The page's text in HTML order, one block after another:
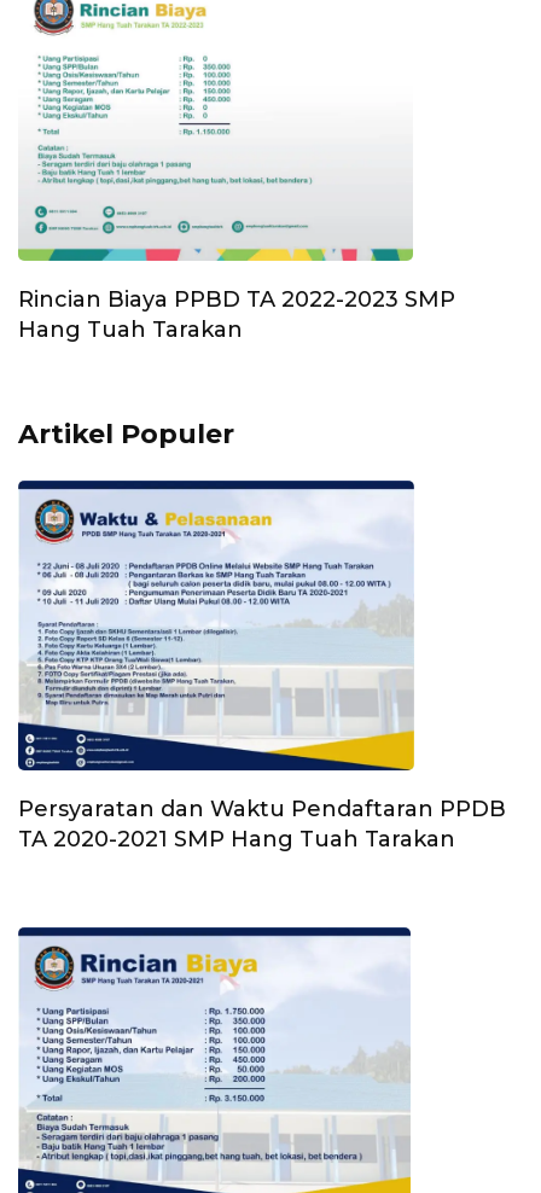
Rincian Biaya PPBD TA 2022-2023 SMP
Hang Tuah Tarakan
Artikel Populer
Persyaratan dan Waktu Pendaftaran PPDB
TA 2020-2021 SMP Hang Tuah Tarakan